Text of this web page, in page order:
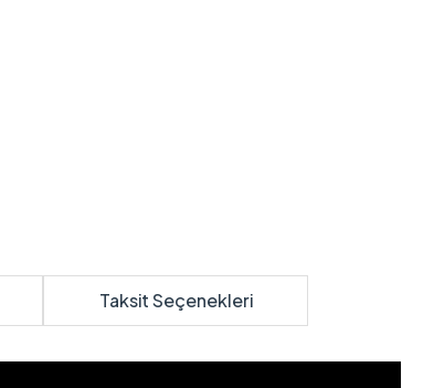
Taksit Seçenekleri